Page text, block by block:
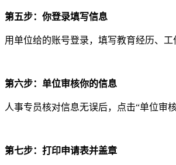
第五步：你登录填写信息
用单位给的账号登录，填写教育经历、
第六步：单位审核你的信息
人事专员核对信息无误后，点击“单位审
第七步：打印申请表并盖章